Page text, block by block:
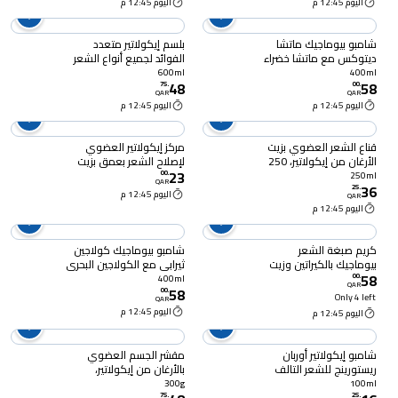
شامبو بيوماجيك ماتشا
ديتوكس مع ماتشا خضراء
الحساسة 400 مل
400ml
58
.
00
QAR
اليوم 12:45 م
بلسم إيكولاتير متعدد
الفوائد لجميع أنواع الشعر
600 مل
600ml
48
.
75
QAR
اليوم 12:45 م
قناع الشعر العضوي بزيت
الأرغان من إيكولاتير، 250
مل
250ml
36
.
25
QAR
اليوم 12:45 م
مركز إيكولاتير العضوي
لإصلاح الشعر بعمق بزيت
الأرغان 100 مل
23
.
00
QAR
اليوم 12:45 م
كريم صبغة الشعر
بيوماجيك بالكيراتين وزيت
غامق طبيعي
58
.
00
QAR
Only 4 left
اليوم 12:45 م
شامبو بيوماجيك كولاجين
ثيرابي مع الكولاجين البحري
مل
400ml
58
.
00
QAR
اليوم 12:45 م
شامبو إيكولاتير أوربان
ريستورينج للشعر التالف
برائحة الأرغان والياسمين
100ml
.
25
مقشر الجسم العضوي
بالأرغان من إيكولاتير،
منعش بعمق، 300 غرام
300g
.
75